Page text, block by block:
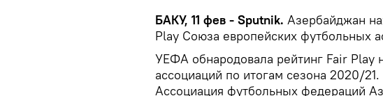
БАКУ, 11 фев - Sputnik. Азербайджан
Play Союза европейских футбольных
УЕФА обнародовала рейтинг Fair Play
ассоциаций по итогам сезона 2020/
Ассоциация футбольных федераций